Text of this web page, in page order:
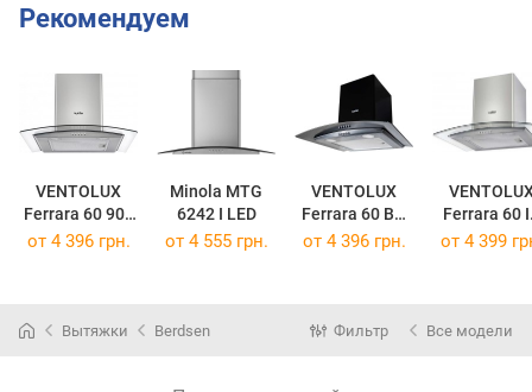
Рекомендуем
VENTOLUX
Ferrara 60 900
IX
Minola MTG
6242 I LED
VENTOLUX
Ferrara 60 BG
900 PB
Ferrara 60
700 PB
от 4 396 грн. от 4 555 грн. от 4 396 грн. от 4 399
Вытяжки Berdsen Фильтр Все модели